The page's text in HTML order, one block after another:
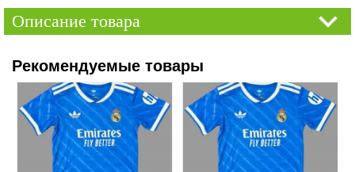
Описание товара
Рекомендуемые товары